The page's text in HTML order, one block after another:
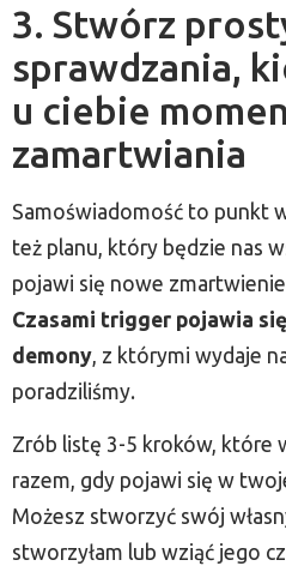
3. Stwórz
sprawdzania,
u ciebie
zamartwiania
Samoświadomość to punkt
też planu, który będzie nas
pojawi się nowe
Czasami trigger pojawia
demony, z którymi wydaje
poradziliśmy.
Zrób listę 3-5 kroków, które
razem, gdy pojawi się w
Możesz stworzyć swój
stworzyłam lub wziąć jego